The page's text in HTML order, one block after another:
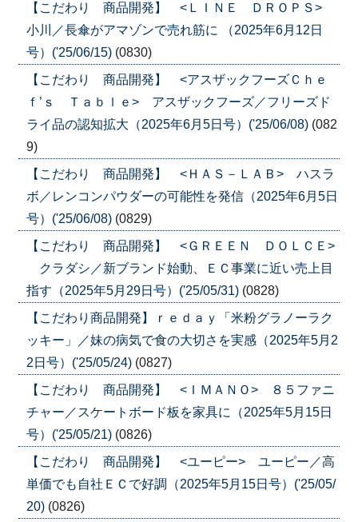
【こだわり 商品開発】 <ＬＩＮＥ ＤＲＯＰＳ>
小川／長傘がアマゾンで売れ筋に （2025年6月12日
号）('25/06/15) (0830)
【こだわり 商品開発】 <アスザックフーズＣｈｅ
ｆ’ｓ Ｔａｂｌｅ> アスザックフーズ／フリーズド
ライ品の認知拡大（2025年6月5日号）('25/06/08) (082
9)
【こだわり 商品開発】 <ＨＡＳ－ＬＡＢ> ハスラ
ボ／レンコンパウダーの可能性を発信（2025年6月5日
号）('25/06/08) (0829)
【こだわり 商品開発】 <ＧＲＥＥＮ ＤＯＬＣＥ>
クラダシ／新ブランド始動、ＥＣ事業に近い売上目
指す（2025年5月29日号）('25/05/31) (0828)
【こだわり商品開発】ｒｅｄａｙ「米粉グラノーラク
ッキー」／妹の病気で食の大切さを実感（2025年5月2
2日号）('25/05/24) (0827)
【こだわり 商品開発】 <ＩＭＡＮＯ> ８５ファニ
チャー／スケートボード板を家具に（2025年5月15日
号）('25/05/21) (0826)
【こだわり 商品開発】 <ユーピー> ユーピー／高
単価でも自社ＥＣで好調（2025年5月15日号）('25/05/
20) (0826)